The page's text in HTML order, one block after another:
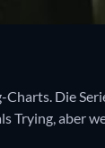
Die
Trying, aber